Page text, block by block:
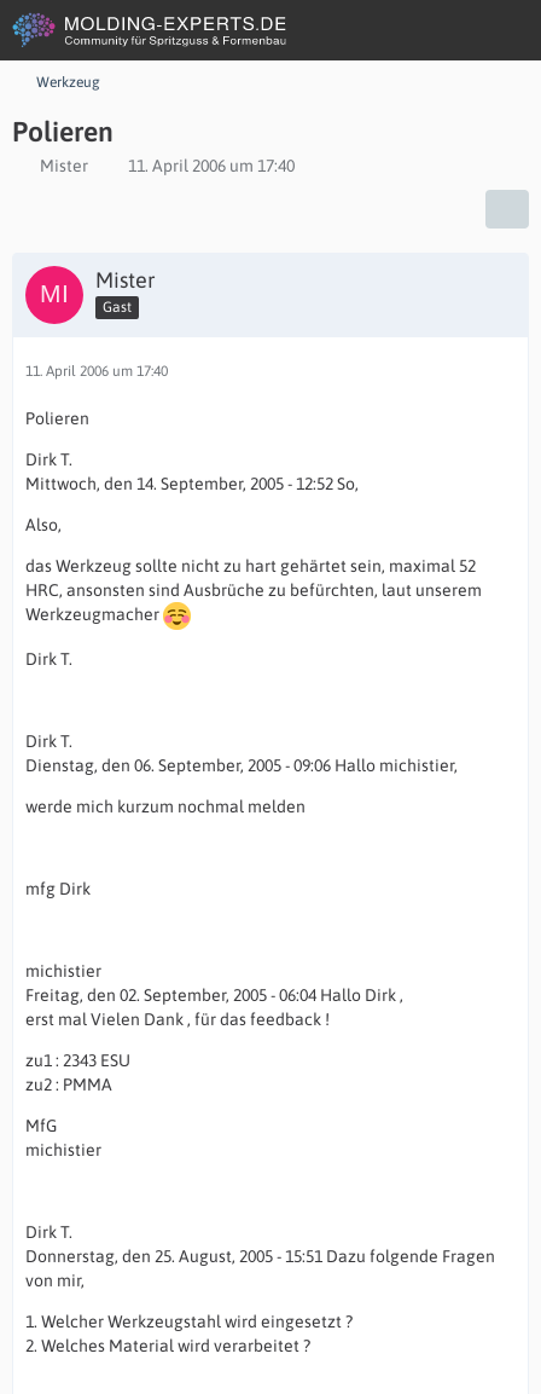
Werkzeug
Polieren
Mister 11. April 2006 um 17:40
Mister
Gast
11. April 2006 um 17:40
Polieren
Dirk T.
Mittwoch, den 14. September, 2005 - 12:52 So,
Also,
das Werkzeug sollte nicht zu hart gehärtet sein, maximal 52
HRC, ansonsten sind Ausbrüche zu befürchten, laut unserem
Werkzeugmacher
Dirk T.
Dirk T.
Dienstag, den 06. September, 2005 - 09:06 Hallo michistier,
werde mich kurzum nochmal melden
mfg Dirk
michistier
Freitag, den 02. September, 2005 - 06:04 Hallo Dirk ,
erst mal Vielen Dank , für das feedback !
zu1 : 2343 ESU
zu2 : PMMA
MfG
michistier
Dirk T.
Donnerstag, den 25. August, 2005 - 15:51 Dazu folgende Fragen
von mir,
1. Welcher Werkzeugstahl wird eingesetzt ?
2. Welches Material wird verarbeitet ?